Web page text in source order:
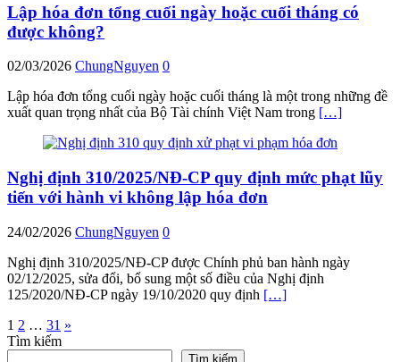
Lập hóa đơn tổng cuối ngày hoặc cuối tháng có
được không?
02/03/2026 ChungNguyen 0
Lập hóa đơn tổng cuối ngày hoặc cuối tháng là một trong những đề
xuất quan trọng nhất của Bộ Tài chính Việt Nam trong […]
Nghị định 310/2025/NĐ-CP quy định mức phạt lũy
tiến với hành vi không lập hóa đơn
24/02/2026 ChungNguyen 0
Nghị định 310/2025/NĐ-CP được Chính phủ ban hành ngày
02/12/2025, sửa đổi, bổ sung một số điều của Nghị định
125/2020/NĐ-CP ngày 19/10/2020 quy định […]
Phân
trang
1 2 … 31 »
Tìm kiếm
Tìm kiếm